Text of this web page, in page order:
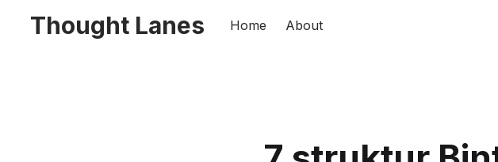
Thought Lanes Home About